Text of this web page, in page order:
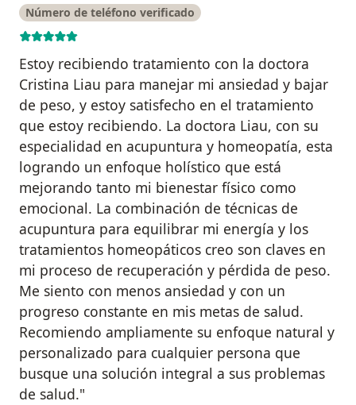
Número de teléfono verificado
Estoy recibiendo tratamiento con la doctora
Cristina Liau para manejar mi ansiedad y bajar
de peso, y estoy satisfecho en el tratamiento
que estoy recibiendo. La doctora Liau, con su
especialidad en acupuntura y homeopatía, esta
logrando un enfoque holístico que está
mejorando tanto mi bienestar físico como
emocional. La combinación de técnicas de
acupuntura para equilibrar mi energía y los
tratamientos homeopáticos creo son claves en
mi proceso de recuperación y pérdida de peso.
Me siento con menos ansiedad y con un
progreso constante en mis metas de salud.
Recomiendo ampliamente su enfoque natural y
personalizado para cualquier persona que
busque una solución integral a sus problemas
de salud."